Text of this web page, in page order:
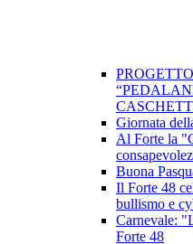
Giornata
Al Forte la
Buona
Il Forte 48
bullismo e
Carnevale:
Forte 48